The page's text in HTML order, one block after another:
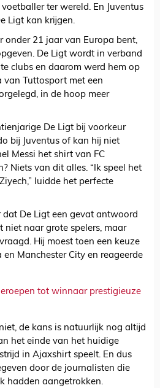
ter wereld. En Juventus
Ligt kan krijgen.
onder 21 jaar van Europa bent,
De Ligt wordt in verband
clubs en daarom werd hem op
Tuttosport met een
in de hoop meer
De Ligt bij voorkeur
bij Juventus of kan hij niet
Messi het shirt van FC
Niets van dit alles. “Ik speel het
luidde het perfecte
dat De Ligt een gevat antwoord
niet naar grote spelers, maar
Hij moest toen een keuze
en Manchester City en reageerde
tot winnaar prestigieuze
de kans is natuurlijk nog altijd
het einde van het huidige
in Ajaxshirt speelt. En dus
door de journalisten die
hadden aangetrokken.